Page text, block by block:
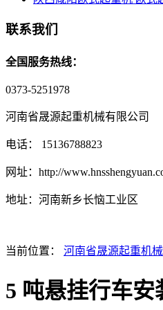
联系我们
全国服务热线：
0373-5251978
河南省晟源起重机械有限公司
电话： 15136788823
网址：http://
地址： 河南新乡长恼工业区
当前位置： 河南省晟源起重机
5 吨悬挂行车